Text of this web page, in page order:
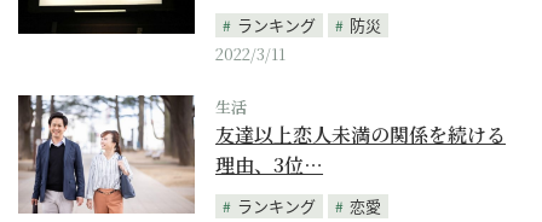
ランキング
防災
2022/3/11
生活
友達以上恋人未満の関係を続ける
理由、3位…
ランキング
恋愛